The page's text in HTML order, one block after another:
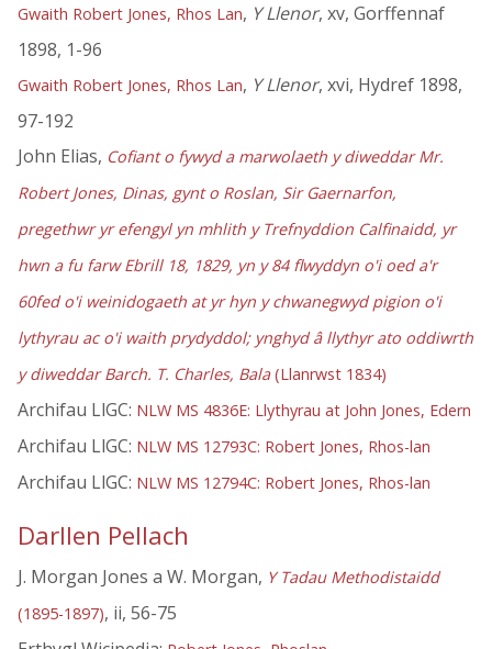
Gwaith Robert Jones, Rhos Lan, Y Llenor, xv, Gorffennaf
1898, 1-96
Gwaith Robert Jones, Rhos Lan, Y Llenor, xvi, Hydref 1898,
97-192
John Elias, Cofiant o fywyd a marwolaeth y diweddar Mr.
Robert Jones, Dinas, gynt o Roslan, Sir Gaernarfon,
pregethwr yr efengyl yn mhlith y Trefnyddion Calfinaidd, yr
hwn a fu farw Ebrill 18, 1829, yn y 84 flwyddyn o'i oed a'r
60fed o'i weinidogaeth at yr hyn y chwanegwyd pigion o'i
lythyrau ac o'i waith prydyddol; ynghyd â llythyr ato oddiwrth
y diweddar Barch. T. Charles, Bala(Llanrwst 1834)
Archifau LlGC: NLW MS 4836E: Llythyrau at John Jones, Edern
Archifau LlGC: NLW MS 12793C: Robert Jones, Rhos-lan
Archifau LlGC: NLW MS 12794C: Robert Jones, Rhos-lan
Darllen Pellach
J. Morgan Jones a W. Morgan, Y Tadau Methodistaidd
(1895-1897), ii, 56-75